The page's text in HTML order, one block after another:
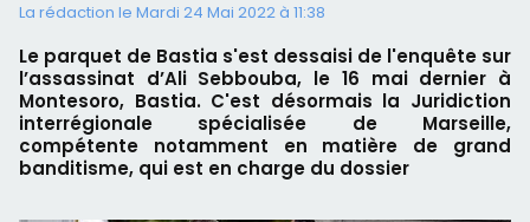
La rédaction le Mardi 24 Mai 2022 à 11:38
Le parquet de Bastia s'est dessaisi de l'enquête sur
l’assassinat d’Ali Sebbouba, le 16 mai dernier à
Montesoro, Bastia. C'est désormais la Juridiction
interrégionale spécialisée de Marseille,
compétente notamment en matière de grand
banditisme, qui est en charge du dossier